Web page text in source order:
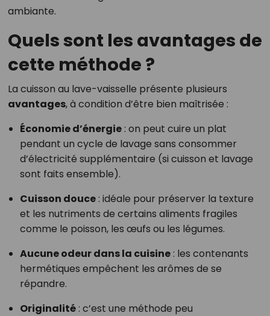
ambiante.
Quels sont les avantages de
cette méthode ?
La cuisson au lave-vaisselle présente plusieurs
avantages, à condition d’être bien maîtrisée :
Économie d’énergie: on peut cuire un plat
pendant un cycle de lavage sans consommer
d’électricité supplémentaire (si cuisson et lavage
sont faits ensemble).
Cuisson douce: idéale pour préserver la texture
et les nutriments de certains aliments fragiles
comme le poisson, les œufs ou les légumes.
Aucune odeur dans la cuisine: les contenants
hermétiques empêchent les arômes de se
répandre.
Originalité: c’est une méthode peu